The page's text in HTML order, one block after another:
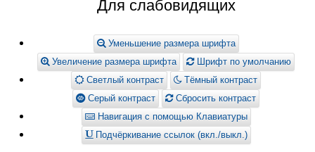
Для слабовидящих
Уменьшение размера шрифта
Увеличение размера шрифта
Шрифт по умолчанию
Светлый контраст
Тёмный контраст
Серый контраст
Сбросить контраст
Навигация с помощью Клавиатуры
Подчёркивание ссылок (вкл./выкл.)